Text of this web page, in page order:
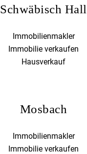
Schwäbisch Hall
Immobilienmakler
Immobilie verkaufen
Hausverkauf
Mosbach
Immobilienmakler
Immobilie verkaufen